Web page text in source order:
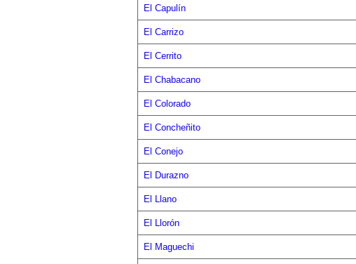
El Capulín
El Carrizo
El Cerrito
El Chabacano
El Colorado
El Concheñito
El Conejo
El Durazno
El Llano
El Llorón
El Maguechi